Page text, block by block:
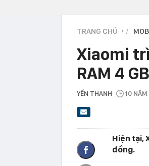
TRANG CHỦ ›
Xiaomi
RAM 4
YẾN THANH 10
Hiện tại,
đồng.